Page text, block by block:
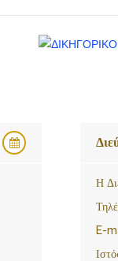
Η
E-